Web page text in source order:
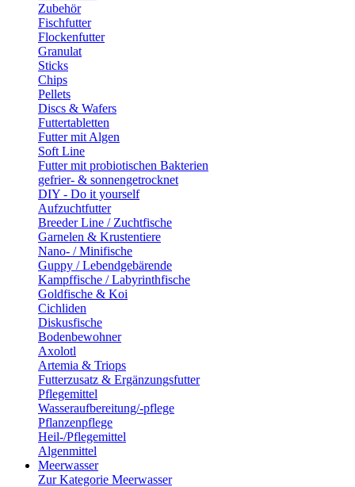
Zubehör
Fischfutter
Flockenfutter
Granulat
Sticks
Chips
Pellets
Discs & Wafers
Futtertabletten
Futter mit Algen
Soft Line
Futter mit probiotischen Bakterien
gefrier- & sonnengetrocknet
DIY - Do it yourself
Aufzuchtfutter
Breeder Line / Zuchtfische
Garnelen & Krustentiere
Nano- / Minifische
Guppy / Lebendgebärende
Kampffische / Labyrinthfische
Goldfische & Koi
Cichliden
Diskusfische
Bodenbewohner
Axolotl
Artemia & Triops
Futterzusatz & Ergänzungsfutter
Pflegemittel
Wasseraufbereitung/-pflege
Pflanzenpflege
Heil-/Pflegemittel
Algenmittel
Meerwasser
Zur Kategorie Meerwasser